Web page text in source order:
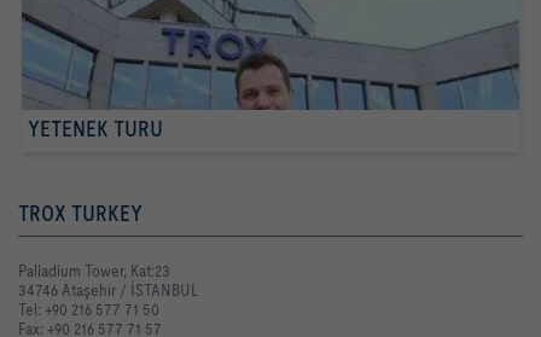
YETENEK TURU
TROX TURKEY
Palladium Tower, Kat:23
34746 Ataşehir / İSTANBUL
Tel: +90 216 577 71 50
Fax: +90 216 577 71 57